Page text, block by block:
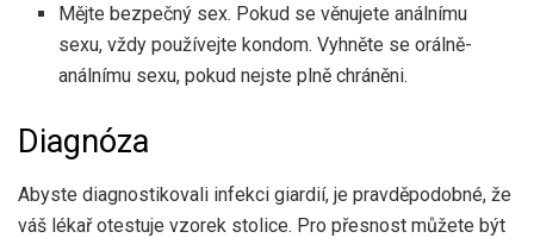
Mějte bezpečný sex. Pokud se věnujete análnímu
sexu, vždy používejte kondom. Vyhněte se orálně-
análnímu sexu, pokud nejste plně chráněni.
Diagnóza
Abyste diagnostikovali infekci giardií, je pravděpodobné, že
váš lékař otestuje vzorek stolice. Pro přesnost můžete být